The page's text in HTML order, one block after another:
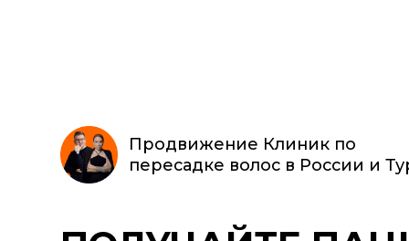
ПОЛУЧАЙТЕ
пересадке волос в России и Турции